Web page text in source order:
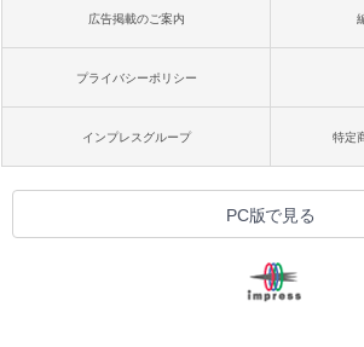
広告掲載のご案内
プライバシーポリシー
インプレスグループ 特定
PC版で見る